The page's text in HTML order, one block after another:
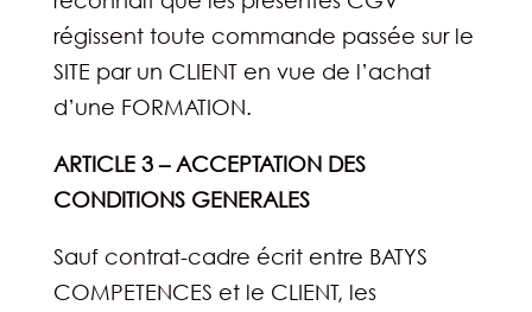
régissent toute commande passée sur le
SITE par un CLIENT en vue de l’achat
d’une FORMATION.
ARTICLE 3 – ACCEPTATION DES
CONDITIONS GENERALES
Sauf contrat-cadre écrit entre BATYS
COMPETENCES et le CLIENT, les